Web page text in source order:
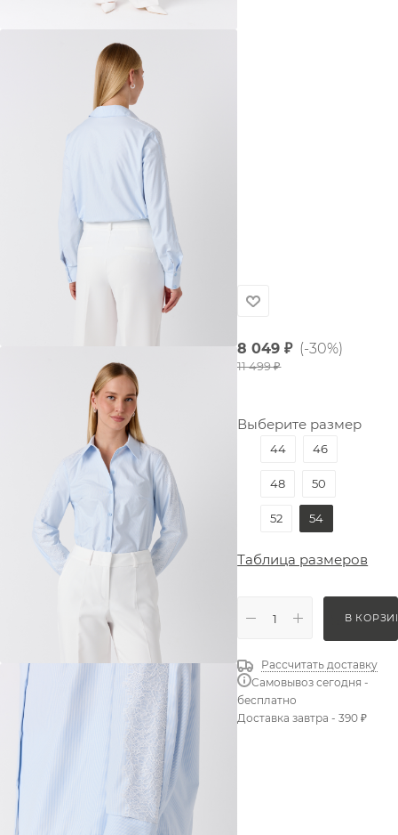
8 049 ₽ (-30%)
11 499₽
Выберите размер
44 46
48 50
52 54
Таблица размеров
В
Рассчитать доставку
Самовывоз сегодня -
бесплатно
Доставка завтра - 390 ₽